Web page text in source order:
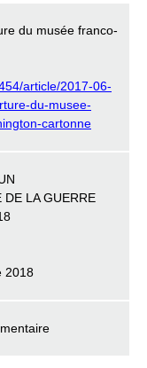
du musée franco-
article/2017-06-
du-musee-
cartonne
DE LA GUERRE
2018